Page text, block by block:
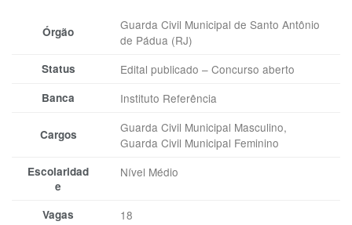
Órgão
Guarda Civil Municipal de Santo Antônio
de Pádua (RJ)
Status Edital publicado – Concurso aberto
Banca Instituto Referência
Cargos
Guarda Civil Municipal Masculino,
Guarda Civil Municipal Feminino
Escolaridad
e
Nível Médio
Vagas 18